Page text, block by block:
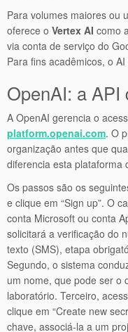
Para volumes maiores ou
oferece o Vertex AI como
via conta de serviço do
Para fins acadêmicos, o
OpenAI: a API
A OpenAI gerencia o
platform.openai.com. O
organização antes que
diferencia esta plataforma
Os passos são os
e clique em “Sign up”. O
conta Microsoft ou conta
solicitará a verificação do
texto (SMS), etapa
Segundo, o sistema
um nome, que pode ser o
laboratório. Terceiro,
clique em “Create new
chave, associá-la a um